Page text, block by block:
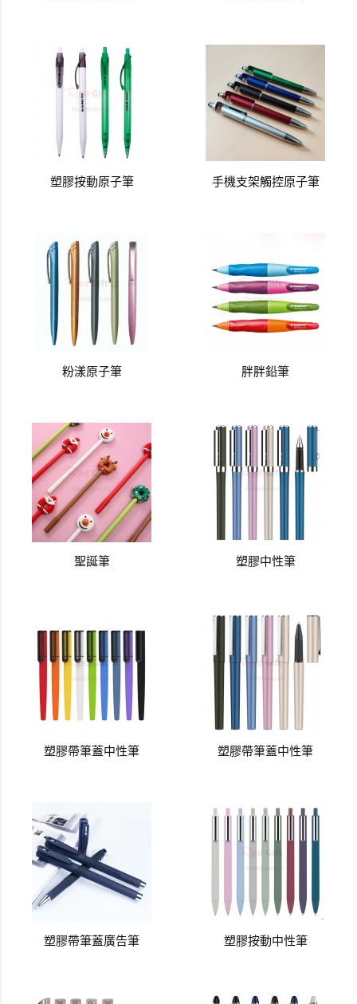
塑膠按動原子筆 手機支架觸控原子筆
粉漾原子筆 胖胖鉛筆
聖誕筆 塑膠中性筆
塑膠帶筆蓋中性筆 塑膠帶筆蓋中性筆
塑膠帶筆蓋廣告筆 塑膠按動中性筆